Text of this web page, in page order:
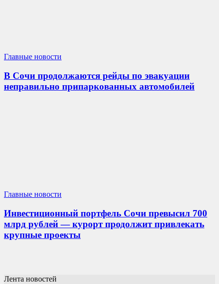
Главные новости
В Сочи продолжаются рейды по эвакуации
неправильно припаркованных автомобилей
Главные новости
Инвестиционный портфель Сочи превысил 700
млрд рублей — курорт продолжит привлекать
крупные проекты
Лента новостей